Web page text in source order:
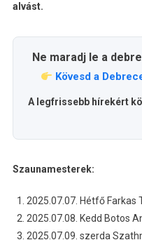
alvást.
Ne maradj le a
Kövesd a
A legfrissebb hírekért
Szaunamesterek:
2025.07.07. Hétfő Farkas
2025.07.08. Kedd Botos
2025.07.09. szerda